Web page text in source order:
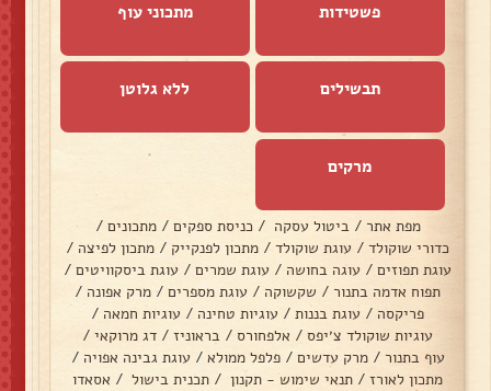
פשטידות מתכוני עוף
תבשילים ללא גלוטן
מרקים
מפת אתר / ביטול עסקה / כניסת ספקים / מתכונים /
כדורי שוקולד / עוגת שוקולד / מתכון לפנקייק / מתכון לפיצה /
עוגת תפוזים / עוגה בחושה / עוגת שמרים / עוגת ביסקוויטים /
תפוח אדמה בתנור / שקשוקה / עוגת מספרים / מרק אפונה /
פריקסה / עוגת בננות / עוגיות טחינה / עוגיות חמאה /
עוגיות שוקולד צ׳יפס / אלפחורס / בראוניז / דג מרוקאי /
עוף בתנור / מרק עדשים / פלפל ממולא / עוגת גבינה אפויה /
מתכון לאורז / תנאי שימוש - תקנון / תכנית בישול / אסאדו